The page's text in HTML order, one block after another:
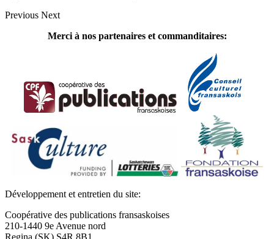
Previous Next
Merci à nos partenaires et commanditaires:
Développement et entretien du site:
Coopérative des publications fransaskoises
210-1440 9e Avenue nord
Regina (SK) S4R 8B1